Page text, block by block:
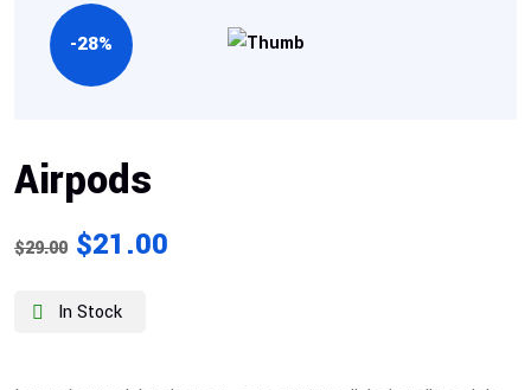
-28%
Airpods
$29.00 $21.00
In Stock